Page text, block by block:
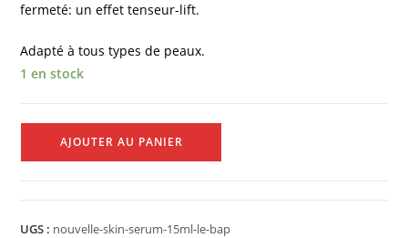
fermeté: un effet tenseur-lift.
Adapté à tous types de peaux.
1 en stock
AJOUTER AU PANIER
UGS : nouvelle-skin-serum-15ml-le-bap